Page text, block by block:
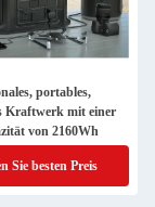
portables,
Kraftwerk mit einer
von 2160Wh
Sie besten Preis